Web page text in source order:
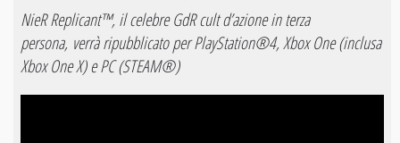
NieR Replicant™, il celebre GdR cult d’azione in terza
persona, verrà ripubblicato per PlayStation®4, Xbox One (inclusa
Xbox One X) e PC (STEAM®)